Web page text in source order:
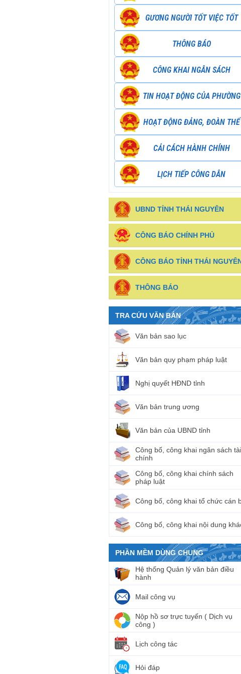
GƯƠNG NGƯỜI TỐT VIỆC TỐT
THÔNG BÁO
CÔNG KHAI NGÂN SÁCH
TIN HOẠT ĐỘNG CỦA PHƯỜNG
HOẠT ĐỘNG ĐẢNG, ĐOÀN THỂ
CẢI CÁCH HÀNH CHÍNH
LỊCH TIẾP CÔNG DÂN
UBND TỈNH THÁI NGUYÊN
CÔNG BÁO CHÍNH PHỦ
CÔNG BÁO TỈNH THÁI
THÔNG BÁO
TRA CỨU VĂN BẢN
Văn bản sao lục
Văn bản quy phạm pháp luật
Nghị quyết HĐND tỉnh
Văn bản trung ương
Văn bản của UBND tỉnh
Công bố, công khai ngân sách tài
chính
Công bố, công khai chính sách
pháp luật
Công bố, công khai tổ chức cán
Công bố, công khai nội dung
PHẦN MỀM DÙNG CHUNG
Hệ thống Quản lý văn bản điều
hành
Mail công vụ
Nộp hồ sơ trực tuyến ( Dịch vụ
công )
Lịch công tác
Hỏi đáp